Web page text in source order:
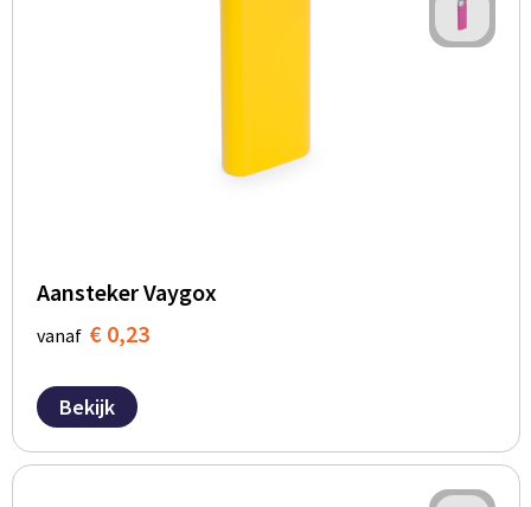
Aansteker Vaygox
vanaf € 0,23
Bekijk